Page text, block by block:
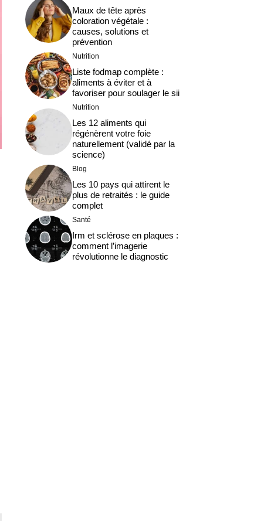
Maux de tête après
coloration végétale :
causes, solutions et
prévention
Nutrition
Liste fodmap complète :
aliments à éviter et à
favoriser pour soulager le sii
Nutrition
Les 12 aliments qui
régénèrent votre foie
naturellement (validé par la
science)
Blog
Les 10 pays qui attirent le
plus de retraités : le guide
complet
Santé
Irm et sclérose en plaques :
comment l’imagerie
révolutionne le diagnostic